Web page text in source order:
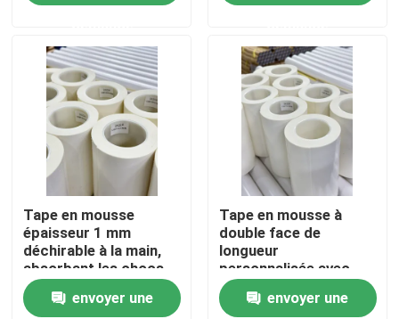
Visite d'usine
Contrôle de la qualité
Contact
Demande de soumission
ruban adhésif de fonte chaude
Tape en mousse
épaisseur 1 mm
déchirable à la main,
absorbant les chocs,
haute viscosité
envoyer une
Tape en mousse à
double face de
longueur
personnalisée avec
adhésif à fusion à
chaud et support PE
envoyer une